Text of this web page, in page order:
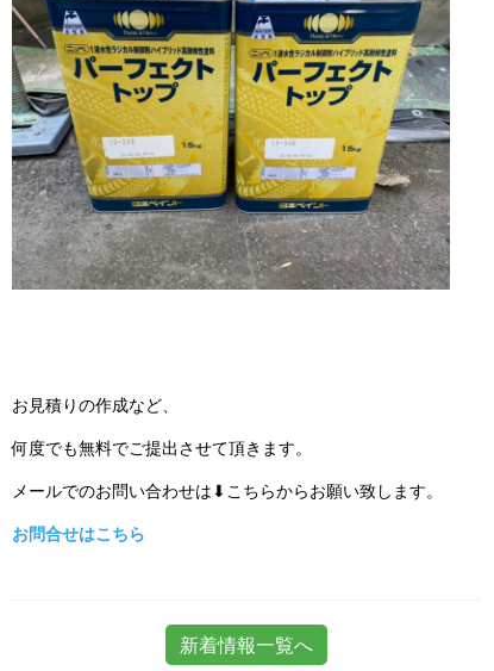
お見積りの作成など、
何度でも無料でご提出させて頂きます。
メールでのお問い合わせは⬇こちらからお願い致します。
お問合せはこちら
新着情報一覧へ